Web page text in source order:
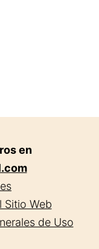
en
Sitio Web
de Uso